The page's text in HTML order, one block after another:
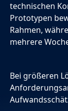
technischen
Prototypen
Rahmen,
mehrere
Bei größeren